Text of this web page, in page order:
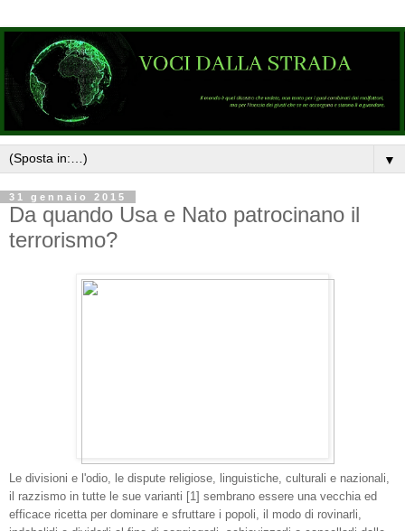
▼
31 gennaio 2015
Da quando Usa e Nato patrocinano il
terrorismo?
Le divisioni e l'odio, le dispute religiose, linguistiche, culturali e nazionali,
il razzismo in tutte le sue varianti [1] sembrano essere una vecchia ed
efficace ricetta per dominare e sfruttare i popoli, il modo di rovinarli,